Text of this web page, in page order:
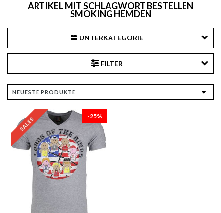
ARTIKEL MIT SCHLAGWORT BESTELLEN
SMOKING HEMDEN
UNTERKATEGORIE
FILTER
-25%